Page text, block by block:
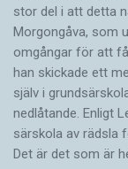
stor del i att detta
Morgongåva, som
omgångar för att
han skickade ett
själv i
nedlåtande. Enligt
särskola av rädsla
Det är det som är